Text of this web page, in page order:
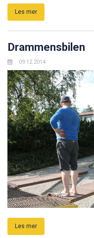
Les mer
Drammensbilen
09.12.2014
Les mer